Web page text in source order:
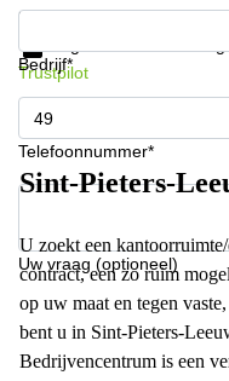
Bedrijf*
Telefoonnummer*
Uw vraag (optioneel)
Krijg informatie en prijzen
Trustpilot
Sint-Pieters-
U zoekt een
contract, een zo ruim
op uw maat en tegen
bent u in Sint-Pieters-
Bedrijvencentrum is een